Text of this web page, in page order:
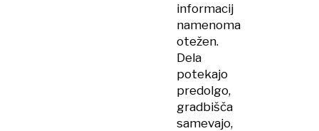
informacij
namenoma
otežen.
Dela
potekajo
predolgo,
gradbišča
samevajo,